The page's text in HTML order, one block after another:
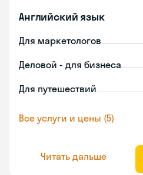
Английский язык
Для маркетологов
Деловой - для бизнеса
Для путешествий
Все услуги и цены (5)
Читать дальше